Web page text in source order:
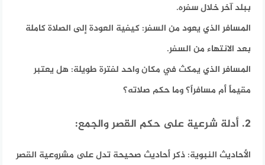
ببلد آخر خلال سفره.
المسافر الذي يعود من السفر: كيفية العودة إلى الصلاة كاملة
بعد الانتهاء من السفر.
المسافر الذي يمكث في مكان واحد لفترة طويلة: هل يعتبر
مقيماً أم مسافراً؟ وما حكم صلاته؟
2. أدلة شرعية على حكم القصر والجمع:
الأحاديث النبوية: ذكر أحاديث صحيحة تدل على مشروعية القصر